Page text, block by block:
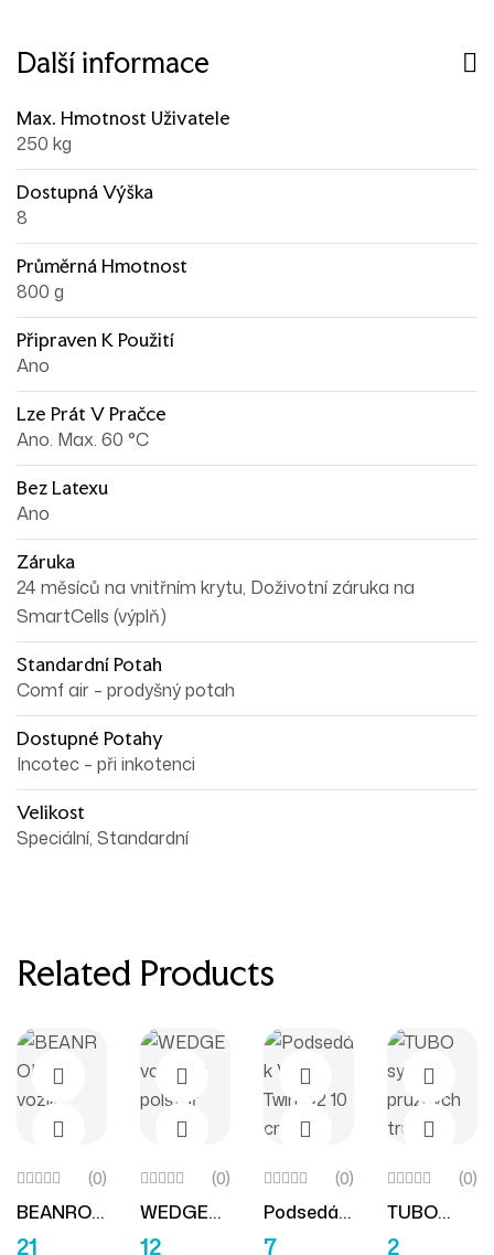
Další informace
Max. Hmotnost Uživatele
250 kg
Dostupná Výška
8
Průměrná Hmotnost
800 g
Připraven K Použití
Ano
Lze Prát V Pračce
Ano. Max. 60 °C
Bez Latexu
Ano
Záruka
24 měsíců na vnitřním krytu, Doživotní záruka na
SmartCells (výplň)
Standardní Potah
Comf air – prodyšný potah
Dostupné Potahy
Incotec – při inkotenci
Velikost
Speciální, Standardní
Related Products
Výběr Možností
(0)
BEANROL
LER Vozík
21
Výběr Možností
(0)
WEDGE
Vakuový
12
15
Přidat Do Košíku
(0)
Podsedák
Vicair
7
(0)
TUBO
Systém
2